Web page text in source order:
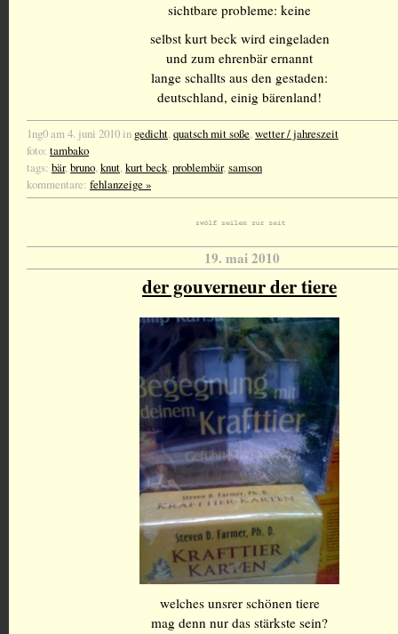
sichtbare probleme: keine
selbst kurt beck wird eingeladen
und zum ehrenbär ernannt
lange schallts aus den gestaden:
deutschland, einig bärenland!
1ng0 am 4. juni 2010 in gedicht,quatsch mit soße,wetter / jahreszeit
foto: tambako
tags: bär,bruno,knut,kurt beck,problembär,samson
kommentare: fehlanzeige »
19. mai 2010
der gouverneur der tiere
welches unsrer schönen tiere
mag denn nur das stärkste sein?